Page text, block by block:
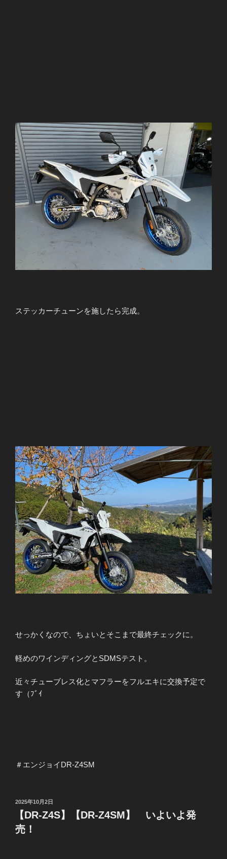
ステッカーチューンを施したら完成。
せっかくなので、ちょいとそこまで最終チェックに。
軽めのワインディングとSDMSテスト。
近々チューブレス化とマフラーをフルエキに交換予定で
す（ﾌﾞｲ
＃エンジョイDR-Z4SM
投
日:
2025年10月2日
【DR-Z4S】【DR-Z4SM】 いよいよ発
売！